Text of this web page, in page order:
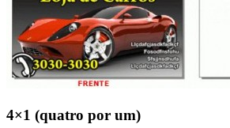
4×1 (quatro por um)